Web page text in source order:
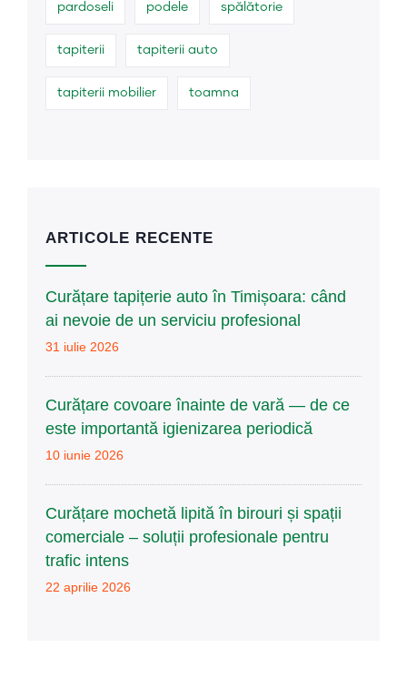
pardoseli podele spălătorie
tapiterii tapiterii auto
tapiterii mobilier toamna
ARTICOLE RECENTE
Curățare tapițerie auto în Timișoara: când
ai nevoie de un serviciu profesional
31 iulie 2026
Curățare covoare înainte de vară — de ce
este importantă igienizarea periodică
10 iunie 2026
Curățare mochetă lipită în birouri și spații
comerciale – soluții profesionale pentru
trafic intens
22 aprilie 2026